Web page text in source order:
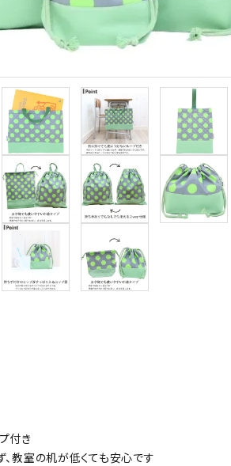
付き
教室の机が低くても安心です